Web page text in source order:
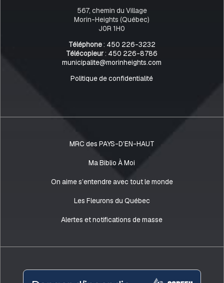
567, chemin du Village
Morin-Heights (Québec)
J0R 1H0
Téléphone: 450 226-3232
Télécopieur: 450 226-8786
municipalite@morinheights.com
Politique de confidentialité
MRC des PAYS-D’EN-HAUT
Ma Biblio À Moi
On aime s’entendre avec tout le monde
Les Fleurons du Québec
Alertes et notifications de masse